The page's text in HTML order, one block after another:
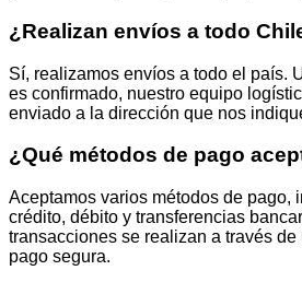
¿Realizan envíos a todo
Sí, realizamos envíos a todo el país.
es confirmado, nuestro equipo
enviado a la dirección que nos
¿Qué métodos de pago
Aceptamos varios métodos de pago,
crédito, débito y transferencias
transacciones se realizan a través
pago segura.